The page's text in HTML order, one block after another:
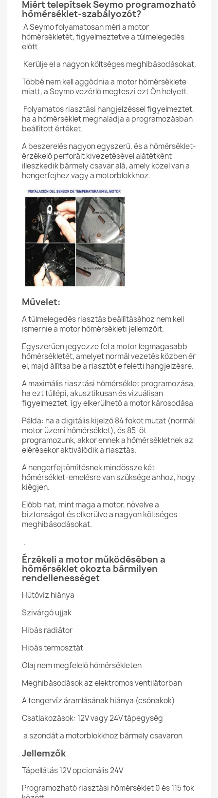
Miért telepítsek Seymo programozható
hőmérséklet-szabályozót?
A Seymo folyamatosan méri a motor
hőmérsékletét, figyelmeztetve a túlmelegedés
előtt
Kerülje el a nagyon költséges meghibásodásokat.
Többé nem kell aggódnia a motor hőmérséklete
miatt, a Seymo vezérlő megteszi ezt Ön helyett.
Folyamatos riasztási hangjelzéssel figyelmeztet,
ha a hőmérséklet meghaladja a programozásban
beállított értéket.
A beszerelés nagyon egyszerű, és a hőmérséklet-
érzékelő perforált kivezetésével alátétként
illeszkedik bármely csavar alá, amely közel van a
hengerfejhez vagy a motorblokkhoz.
Művelet:
A túlmelegedés riasztás beállításához nem kell
ismernie a motor hőmérsékleti jellemzőit.
Egyszerűen jegyezze fel a motor legmagasabb
hőmérsékletét, amelyet normál vezetés közben ér
el, majd állítsa be a riasztót e feletti hangjelzésre.
A maximális riasztási hőmérséklet programozása,
ha ezt túllépi, akusztikusan és vizuálisan
figyelmeztet, így elkerülhető a motor károsodása
Példa: ha a digitális kijelző 84 fokot mutat (normál
motor üzemi hőmérséklet), és 85-öt
programozunk, akkor ennek a hőmérsékletnek az
elérésekor aktiválódik a riasztás.
A hengerfejtömítésnek mindössze két
hőmérséklet-emelésre van szüksége ahhoz, hogy
kiégjen.
Előbb hat, mint maga a motor, növelve a
biztonságot és elkerülve a nagyon költséges
meghibásodásokat.
.
Érzékeli a motor működésében a
hőmérséklet okozta bármilyen
rendellenességet
Hűtővíz hiánya
Szivárgó ujjak
Hibás radiátor
Hibás termosztát
Olaj nem megfelelő hőmérsékleten
Meghibásodások az elektromos ventilátorban
A tengervíz áramlásának hiánya (csónakok)
Csatlakozások: 12V vagy 24V tápegység
a szondát a motorblokkhoz bármely csavaron
Jellemzők
Tápellátás 12V opcionális 24V
Programozható riasztási hőmérséklet 0 és 115 fok